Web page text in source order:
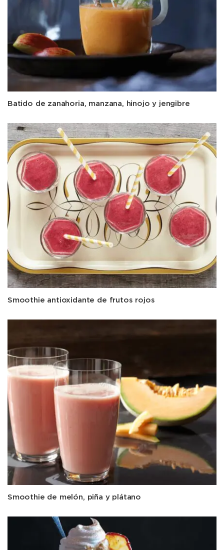
Batido de zanahoria, manzana, hinojo y jengibre
Smoothie antioxidante de frutos rojos
Smoothie de melón, piña y plátano